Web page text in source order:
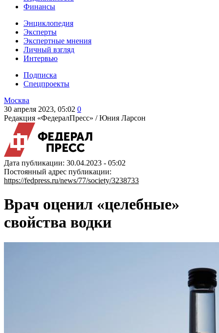
Финансы
Энциклопедия
Эксперты
Экспертные мнения
Личный взгляд
Интервью
Подписка
Спецпроекты
Москва
30 апреля 2023, 05:02 0
Редакция «ФедералПресс» /Юния Ларсон
Дата публикации: 30.04.2023 - 05:02
Постоянный адрес публикации:
https://fedpress.ru/news/77/society/3238733
Врач оценил «целебные»
свойства водки